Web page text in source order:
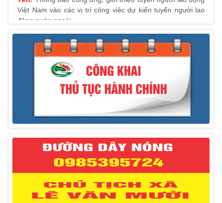
Việt Nam vào các vị trí công việc dự kiến tuyển người lao
động nước ngoài
31/03/2025
Thông báo treo cờ Tổ quốc nhân kỷ niệm 50 năm
Ngày giải phóng tỉnh Phú Yên (01/4/1975 – 01/4/2025)
28/03/2025
Thông báo giới thiệu, cung ứng lao động Việt Nam
cho Liên danh Hengtong International Engineering Co.,Ltd
27/03/2025
Thông báo đăng ký tiếp công dân định kỳ đợt 02
tháng 3/2025 của Chủ tịch UBND huyện
12/03/2025
tịch UBND huyện và Phó Chủ tịch Hội đồng nhân dân
huyện (Từ ngày 10/3/2025 – 14/3/2025)